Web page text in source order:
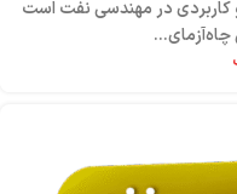
در مهندسی نفت است